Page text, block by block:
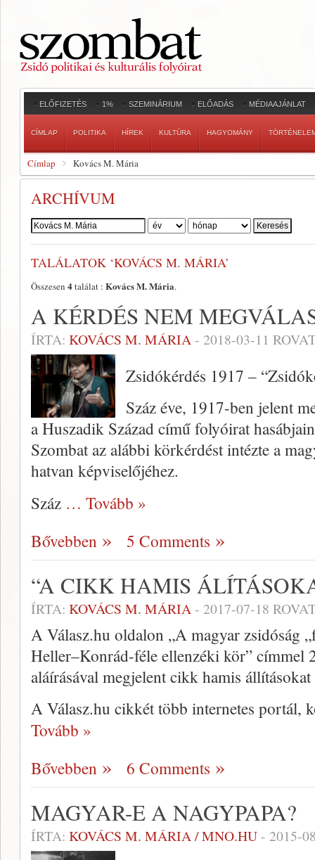
ELŐFIZETÉS 1% SZEMINÁRIUM ELŐADÁS MÉDIAAJÁNLAT
CÍMLAP POLITIKA HÍREK KULTÚRA HAGYOMÁNY
Címlap Kovács M. Mária
ARCHÍVUM
Szerző:
TALÁLATOK ‘KOVÁCS M. MÁRIA’
Összesen 4találat : Kovács M. Mária.
A KÉRDÉS NEM
ÍRTA: KOVÁCS M. MÁRIA- 2018-03-11
Zsidókérdés 1917 –
Száz éve, 1917-ben jelent
a Huszadik Század című folyóirat
Szombat az alábbi körkérdést intézte a
hatvan képviselőjéhez.
Száz … Tovább »
Bővebben
5 Comments
“A CIKK HAMIS
ÍRTA: KOVÁCS M. MÁRIA- 2017-07-18
A Válasz.hu oldalon „A magyar zsidóság
Heller–Konrád-féle ellenzéki kör” címmel
aláírásával megjelent cikk hamis
A Válasz.hu cikkét több internetes portál,
Tovább »
Bővebben
6 Comments
MAGYAR-E A NAGYPAPA?
ÍRTA: KOVÁCS M. MÁRIA / MNO.HU- 2015-